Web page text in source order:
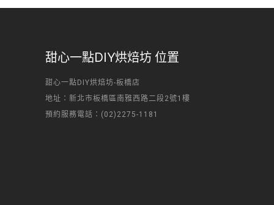
甜心一點DIY烘焙坊 位置
甜心一點DIY烘焙坊-板橋店
地址：新北市板橋區南雅西路二段2號1樓
預約服務電話：(02)2275-1181